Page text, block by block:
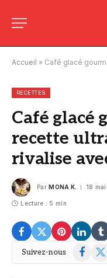
Accueil » Café glacé gourmand :
RECETTES
Café glacé
recette
rivalise
Par MONA K. 18
Lecture : 5 min
Suivez-nous Facebook
X